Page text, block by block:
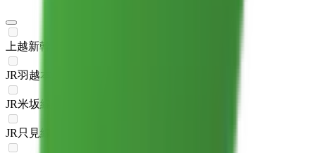
上越新幹線
JR羽越本線
JR米坂線
JR只見線